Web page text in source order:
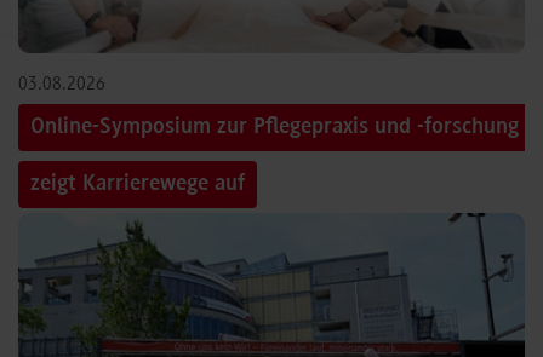
03.08.2026
Online-Symposium zur Pflegepraxis und -forschung
zeigt Karrierewege auf